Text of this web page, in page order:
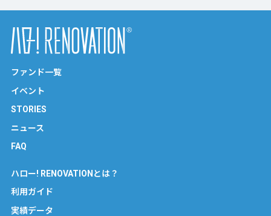
ファンド一覧
イベント
STORIES
ニュース
FAQ
ハロー! RENOVATIONとは？
利用ガイド
実績データ